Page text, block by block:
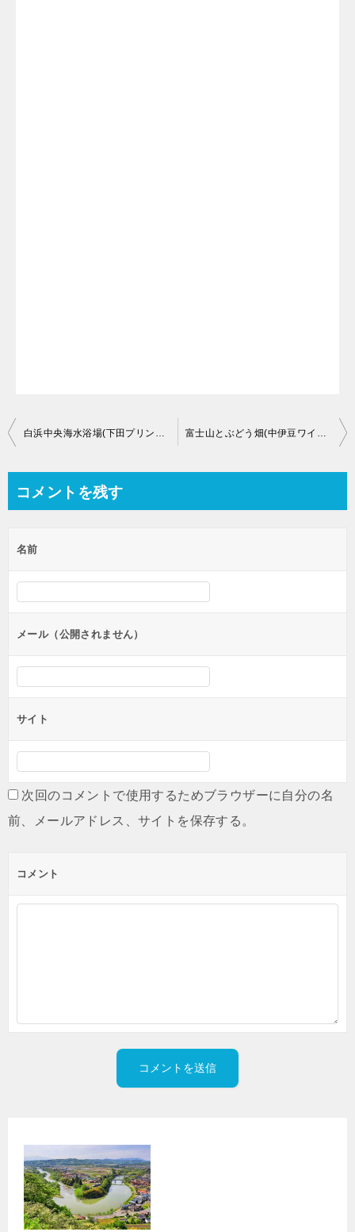
投
ビ
ー
シ
ン
白浜中央海水浴場(下田プリンスホテルから)のライブカメラ【静岡県下田市白浜】 富士山とぶどう畑(中伊豆ワイナリーリゾートから)のライブカメラ【静岡県伊豆市下白岩】
コメントを残す
名前
メール（公開されません）
サイト
次回のコメントで使用するためブラウザーに自分の名
前、メールアドレス、サイトを保存する。
コメント